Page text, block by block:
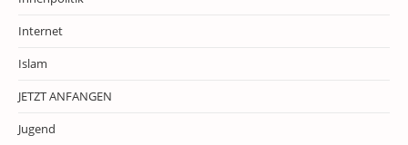
Internet
Islam
JETZT ANFANGEN
Jugend